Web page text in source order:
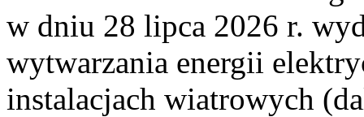
w dniu 28 lipca 2026 r.
wytwarzania energii
instalacjach wiatrowych